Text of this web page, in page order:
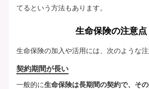
てるという方法もあります。
生命保険の注意点
生命保険の加入や活用には、次のような注
契約期間が長い
一般的に生命保険は長期間の契約で、そ